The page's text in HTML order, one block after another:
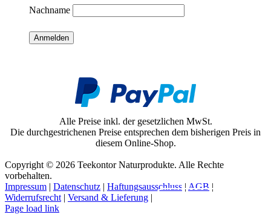
Nachname
Alle Preise inkl. der gesetzlichen MwSt.
Die durchgestrichenen Preise entsprechen dem bisherigen Preis in
diesem Online-Shop.
Copyright © 2026 Teekontor Naturprodukte. Alle Rechte
vorbehalten.
Impressum | Datenschutz | Haftungsausschluss | AGB |
Widerrufsrecht | Versand & Lieferung |
Page load link